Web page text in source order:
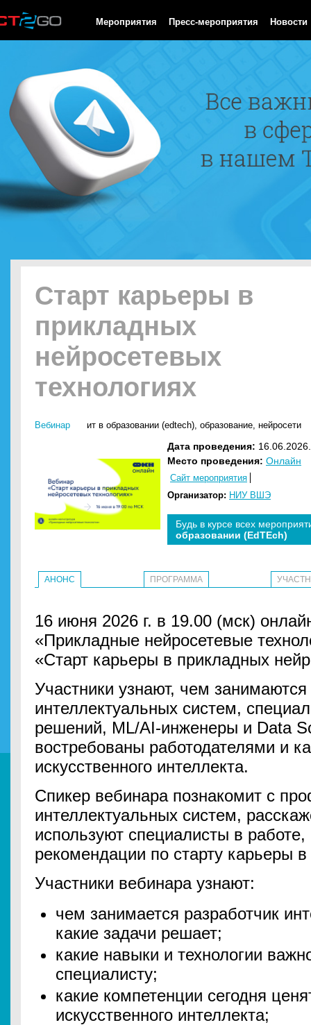
Мероприятия Пресс-мероприятия Новости
Старт карьеры в
прикладных
нейросетевых
технологиях
Вебинар ит в образовании (edtech), образование, нейросети
Дата проведения:
Место проведения: Онлайн
Сайт мероприятия
Организатор: НИУ ВШЭ
Будь в курсе всех
образовании (EdTEch)
АНОНС ПРОГРАММА
16 июня 2026 г. в 19.00 (мск)
«Прикладные нейросетевые
«Старт карьеры в прикладных
Участники узнают, чем занимаются
интеллектуальных систем,
решений, ML/AI-инженеры и Data
востребованы работодателями и
искусственного интеллекта.
Спикер вебинара познакомит с
интеллектуальных систем,
используют специалисты в работе,
рекомендации по старту карьеры в
Участники вебинара узнают:
чем занимается разработчик
какие задачи решает;
какие навыки и технологии
специалисту;
какие компетенции сегодня
искусственного интеллекта;